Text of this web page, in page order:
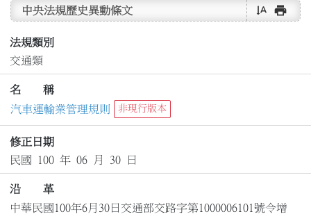
中央法規歷史異動條文 text_rotate_vertical print
法規類別
交通類
名 稱
汽車運輸業管理規則
非現行版本
修正日期
民國 100 年 06 月 30 日
沿 革
中華民國100年6月30日交通部交路字第1000006101號令增